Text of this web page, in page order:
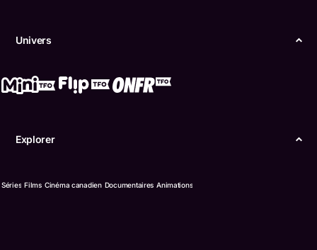
Univers
Explorer
Séries Films Cinéma canadien Documentaires Animations
Boukili
Confidentialité